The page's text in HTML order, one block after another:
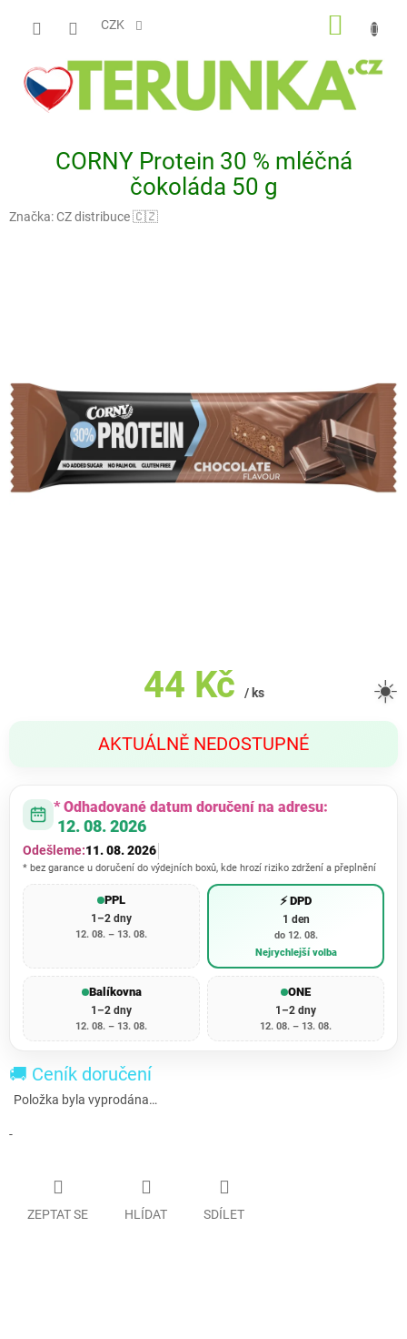
CZK
CORNY Protein 30 % mléčná
čokoláda 50 g
Značka:CZ distribuce 🇨🇿
44 Kč / ks
cena:
AKTUÁLNĚ NEDOSTUPNÉ
☀️
* Odhadované datum doručení na adresu:
12. 08. 2026
Odešleme:11. 08. 2026
* bez garance u doručení do výdejních boxů, kde hrozí riziko zdržení a přeplnění
PPL
1–2 dny
12. 08. – 13. 08.
⚡ DPD
1 den
do 12. 08.
Nejrychlejší volba
Balíkovna
1–2 dny
12. 08. – 13. 08.
ONE
1–2 dny
12. 08. – 13. 08.
🚚 Ceník doručení
Položka byla vyprodána…
-
ZEPTAT SE HLÍDAT SDÍLET